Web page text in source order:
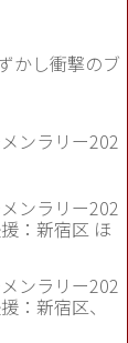
かし衝撃のブ
ンラリー202
ンラリー202
：新宿区 ほ
ンラリー202
：新宿区、